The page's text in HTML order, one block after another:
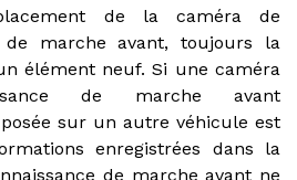
de la caméra de
de marche avant, toujours la
élément neuf. Si une caméra
de marche avant
sur un autre véhicule est
enregistrées dans la
de marche avant ne